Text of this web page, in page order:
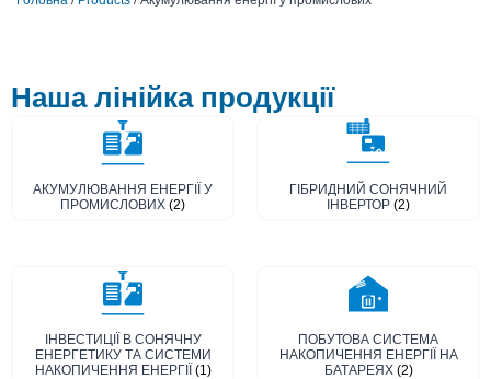
Наша лінійка продукції
АКУМУЛЮВАННЯ ЕНЕРГІЇ У
ПРОМИСЛОВИХ (2)
ГІБРИДНИЙ СОНЯЧНИЙ
ІНВЕРТОР (2)
ІНВЕСТИЦІЇ В СОНЯЧНУ
ЕНЕРГЕТИКУ ТА СИСТЕМИ
НАКОПИЧЕННЯ ЕНЕРГІЇ (1)
ПОБУТОВА СИСТЕМА
НАКОПИЧЕННЯ ЕНЕРГІЇ НА
БАТАРЕЯХ (2)